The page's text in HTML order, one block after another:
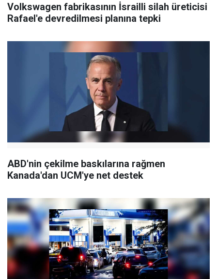
Volkswagen fabrikasının İsrailli silah üreticisi
Rafael'e devredilmesi planına tepki
ABD'nin çekilme baskılarına rağmen
Kanada'dan UCM'ye net destek